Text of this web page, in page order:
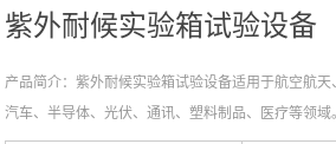
紫外耐候实验箱试验设备
产品简介：紫外耐候实验箱试验设备适用于航空航天
汽车、半导体、光伏、通讯、塑料制品、医疗等领域。